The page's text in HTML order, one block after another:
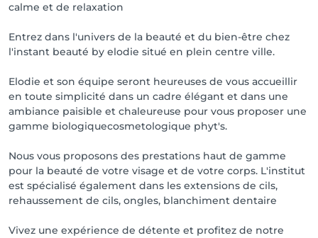
calme et de relaxation
Entrez dans l'univers de la beauté et du bien-être chez
l'instant beauté by elodie situé en plein centre ville.
Elodie et son équipe seront heureuses de vous accueillir
en toute simplicité dans un cadre élégant et dans une
ambiance paisible et chaleureuse pour vous proposer une
gamme biologiquecosmetologique phyt's.
Nous vous proposons des prestations haut de gamme
pour la beauté de votre visage et de votre corps. L'institut
est spécialisé également dans les extensions de cils,
rehaussement de cils, ongles, blanchiment dentaire
Vivez une expérience de détente et profitez de notre